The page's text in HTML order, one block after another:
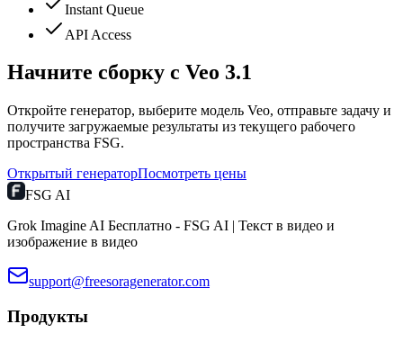
Instant Queue
API Access
Начните сборку с Veo 3.1
Откройте генератор, выберите модель Veo, отправьте задачу и
получите загружаемые результаты из текущего рабочего
пространства FSG.
Открытый генераторПосмотреть цены
FSG AI
Grok Imagine AI Бесплатно - FSG AI | Текст в видео и
изображение в видео
support@freesoragenerator.com
Продукты